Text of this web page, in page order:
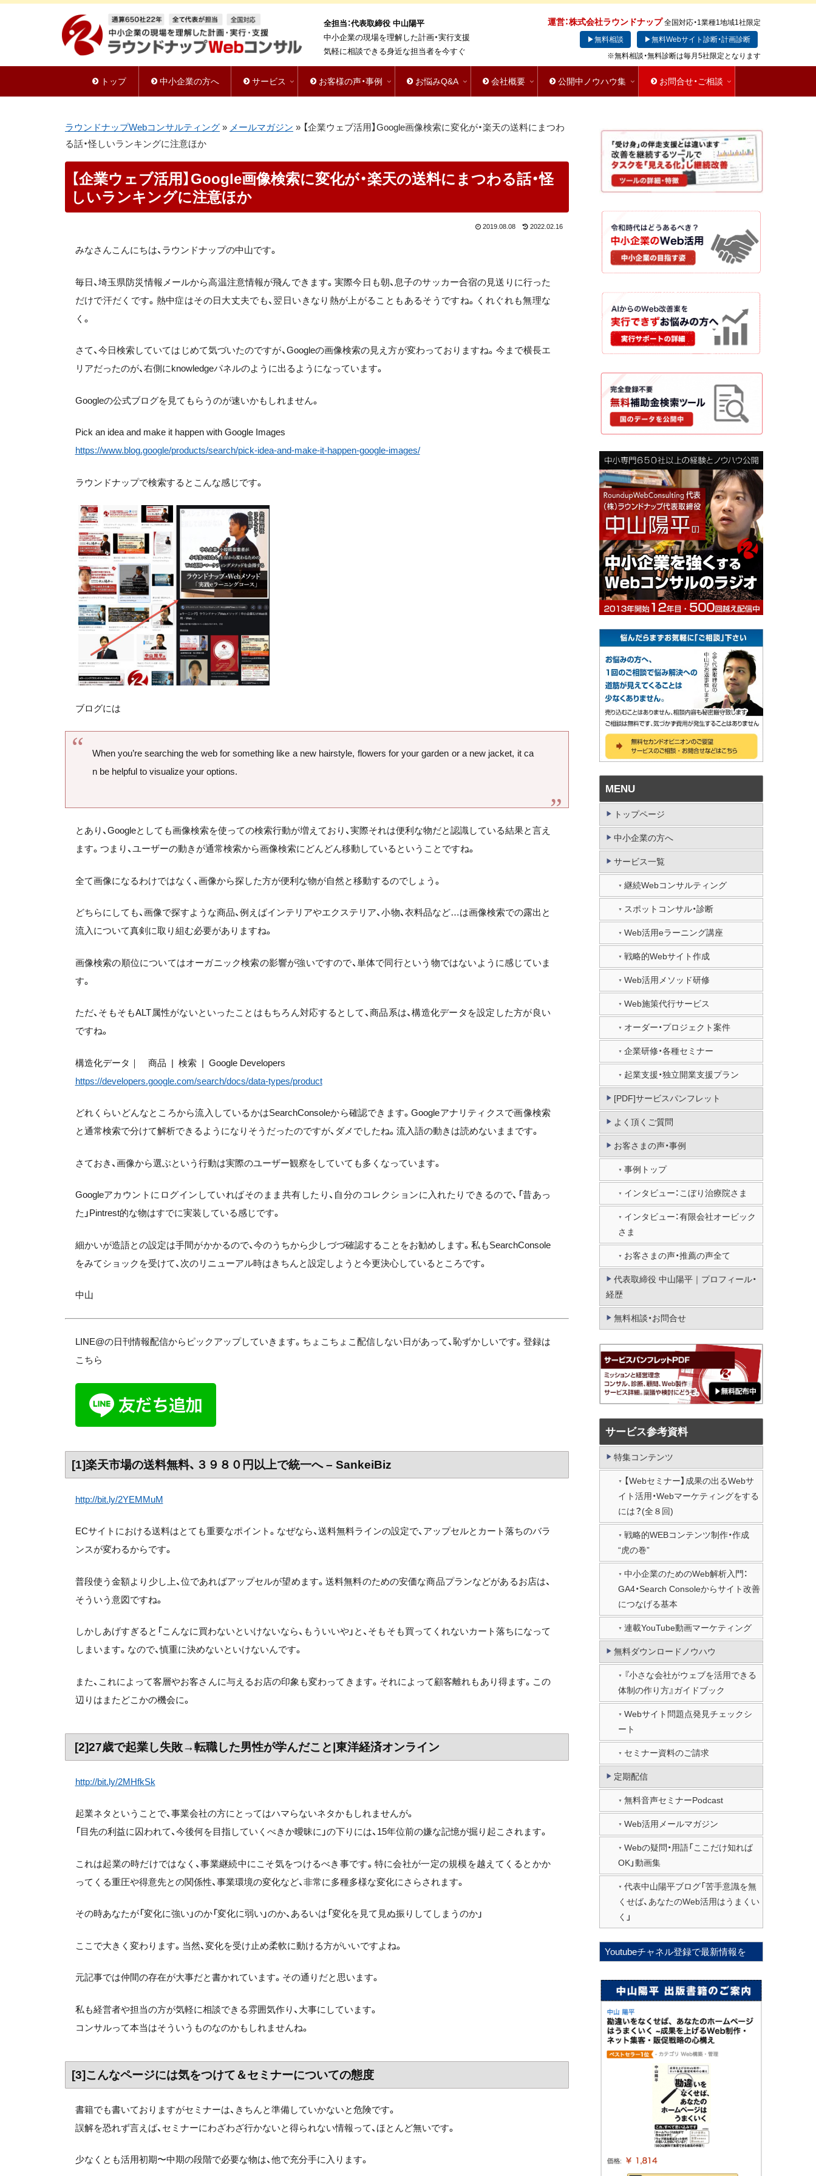
全担当：代表取締役 中山陽平
中小企業の現場を理解した計画・実行支援
気軽に相談できる身近な担当者を今すぐ
運営：株式会社ラウンドナップ 全国対応・1業種1地域1社限定
▶無料相談
▶無料Webサイト診断・計画診断
※無料相談・無料診断は毎月5社限定となります
トップ 中小企業の方へ サービス お客様の声・事例 お悩みQ&A 会社概要 公開中ノウハウ集 お問合せ・ご相談
ラウンドナップWebコンサルティング » メールマガジン » 【企業ウェブ活用】Google画像検索に変化が・楽天の送料にまつわ
る話・怪しいランキングに注意ほか
【企業ウェブ活用】Google画像検索に変化が・楽天の送料にまつわる話・怪
しいランキングに注意ほか
2019.08.08 2022.02.16
みなさんこんにちは、ラウンドナップの中山です。
毎日、埼玉県防災情報メールから高温注意情報が飛んできます。実際今日も朝、息子のサッカー合宿の見送りに行った
だけで汗だくです。熱中症はその日大丈夫でも、翌日いきなり熱が上がることもあるそうですね。くれぐれも無理な
く。
さて、今日検索していてはじめて気づいたのですが、Googleの画像検索の見え方が変わっておりますね。今まで横長エ
リアだったのが、右側にknowledgeパネルのように出るようになっています。
Googleの公式ブログを見てもらうのが速いかもしれません。
Pick an idea and make it happen with Google Images
https://www.blog.google/products/search/pick-idea-and-make-it-happen-google-images/
ラウンドナップで検索するとこんな感じです。
ブログには
When you’re searching the web for something like a new hairstyle, flowers for your garden or a new jacket, it ca
n be helpful to visualize your options.
とあり、Googleとしても画像検索を使っての検索行動が増えており、実際それは便利な物だと認識している結果と言え
ます。つまり、ユーザーの動きが通常検索から画像検索にどんどん移動しているということですね。
全て画像になるわけではなく、画像から探した方が便利な物が自然と移動するのでしょう。
どちらにしても、画像で探すような商品、例えばインテリアやエクステリア、小物、衣料品など…は画像検索での露出と
流入について真剣に取り組む必要がありますね。
画像検索の順位についてはオーガニック検索の影響が強いですので、単体で同行という物ではないように感じていま
す。
ただ、そもそもALT属性がないといったことはもちろん対応するとして、商品系は、構造化データを設定した方が良い
ですね。
構造化データ｜ 商品 | 検索 | Google Developers
https://developers.google.com/search/docs/data-types/product
どれくらいどんなところから流入しているかはSearchConsoleから確認できます。Googleアナリティクスで画像検索
と通常検索で分けて解析できるようになりそうだったのですが、ダメでしたね。流入語の動きは読めないままです。
さておき、画像から選ぶという行動は実際のユーザー観察をしていても多くなっています。
Googleアカウントにログインしていればそのまま共有したり、自分のコレクションに入れたりできるので、「昔あっ
た」Pintrest的な物はすでに実装している感じです。
細かいが造語との設定は手間がかかるので、今のうちから少しづづ確認することをお勧めします。私もSearchConsole
をみてショックを受けて、次のリニューアル時はきちんと設定しようと今更決心しているところです。
中山
LINE@の日刊情報配信からピックアップしていきます。ちょこちょこ配信しない日があって、恥ずかしいです。登録は
こちら
[1]楽天市場の送料無料、３９８０円以上で統一へ – SankeiBiz
http://bit.ly/2YEMMuM
ECサイトにおける送料はとても重要なポイント。なぜなら、送料無料ラインの設定で、アップセルとカート落ちのバラ
ンスが変わるからです。
普段使う金額より少し上、位であればアップセルが望めます。送料無料のための安価な商品プランなどがあるお店は、
そういう意図ですね。
しかしあげすぎると「こんなに買わないといけないなら、もういいや」と、そもそも買ってくれないカート落ちになって
しまいます。なので、慎重に決めないといけないんです。
また、これによって客層やお客さんに与えるお店の印象も変わってきます。それによって顧客離れもあり得ます。この
辺りはまたどこかの機会に。
[2]27歳で起業し失敗→転職した男性が学んだこと|東洋経済オンライン
http://bit.ly/2MHfkSk
起業ネタということで、事業会社の方にとってはハマらないネタかもしれませんが。
「目先の利益に囚われて、今後何を目指していくべきか曖昧に」の下りには、15年位前の嫌な記憶が掘り起こされます。
これは起業の時だけではなく、事業継続中にこそ気をつけるべき事です。特に会社が一定の規模を越えてくるとかか
ってくる重圧や得意先との関係性、事業環境の変化など、非常に多種多様な変化にさらされます。
その時あなたが「変化に強い」のか「変化に弱い」のか、あるいは「変化を見て見ぬ振りしてしまうのか」
ここで大きく変わります。当然、変化を受け止め柔軟に動ける方がいいですよね。
元記事では仲間の存在が大事だと書かれています。その通りだと思います。
私も経営者や担当の方が気軽に相談できる雰囲気作り、大事にしています。
コンサルって本当はそういうものなのかもしれませんね。
[3]こんなページには気をつけて＆セミナーについての態度
書籍でも書いておりますがセミナーは、きちんと準備していかないと危険です。
誤解を恐れず言えば、セミナーにわざわざ行かないと得られない情報って、ほとんど無いです。
少なくとも活用初期〜中期の段階で必要な物は、他で充分手に入ります。
MENU
トップページ
中小企業の方へ
サービス一覧
継続Webコンサルティング
スポットコンサル・診断
Web活用eラーニング講座
戦略的Webサイト作成
Web活用メソッド研修
Web施策代行サービス
オーダー・プロジェクト案件
企業研修・各種セミナー
起業支援・独立開業支援プラン
[PDF]サービスパンフレット
よく頂くご質問
お客さまの声・事例
事例トップ
インタビュー：こぼり治療院さま
インタビュー：有限会社オービック
さま
お客さまの声・推薦の声全て
代表取締役 中山陽平｜プロフィール・
経歴
無料相談・お問合せ
サービス参考資料
特集コンテンツ
【Webセミナー】成果の出るWebサ
イト活用・Webマーケティングをする
には？(全８回)
戦略的WEBコンテンツ制作・作成
“虎の巻”
中小企業のためのWeb解析入門：
GA4・Search Consoleからサイト改善
につなげる基本
連載YouTube動画マーケティング
無料ダウンロードノウハウ
『小さな会社がウェブを活用できる
体制の作り方』ガイドブック
Webサイト問題点発見チェックシ
ート
セミナー資料のご請求
定期配信
無料音声セミナーPodcast
Web活用メールマガジン
Webの疑問・用語「ここだけ知れば
OK」動画集
代表中山陽平ブログ「苦手意識を無
くせば、あなたのWeb活用はうまくい
く」
Youtubeチャネル登録で最新情報を